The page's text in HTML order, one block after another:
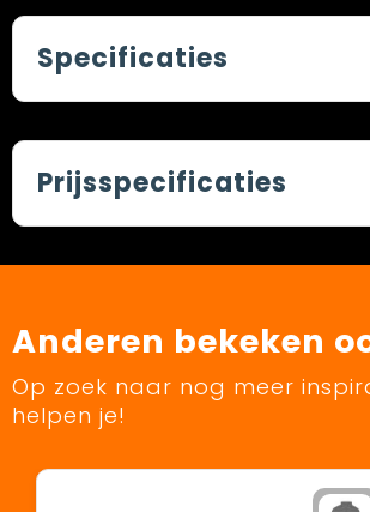
Specificaties
Prijsspecificaties
Anderen bekeken
Op zoek naar nog meer
helpen je!